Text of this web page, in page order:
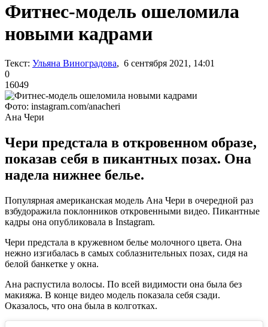
Фитнес-модель ошеломила
новыми кадрами
Текст: Ульяна Виноградова, 6 сентября 2021, 14:01
0
16049
Фото: instagram.com/anacheri
Ана Чери
Чери предстала в откровенном образе,
показав себя в пикантных позах. Она
надела нижнее белье.
Популярная американская модель Ана Чери в очередной раз
взбудоражила поклонников откровенными видео. Пикантные
кадры она опубликовала в Instagram.
Чери предстала в кружевном белье молочного цвета. Она
нежно изгибалась в самых соблазнительных позах, сидя на
белой банкетке у окна.
Ана распустила волосы. По всей видимости она была без
макияжа. В конце видео модель показала себя сзади.
Оказалось, что она была в колготках.